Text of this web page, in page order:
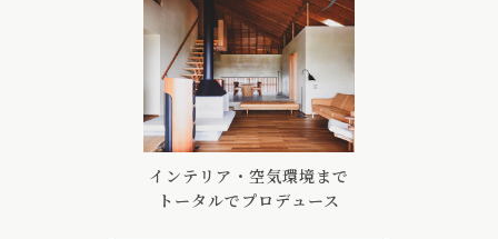
インテリア・空気環境まで
トータルでプロデュース